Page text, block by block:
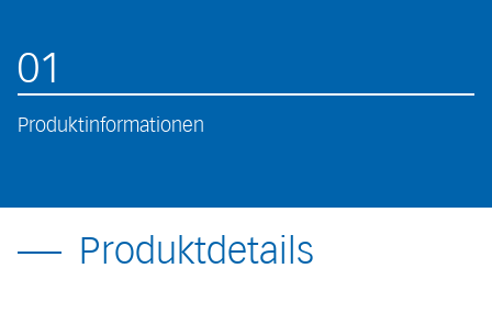
01
Produktinformationen
Produktdetails